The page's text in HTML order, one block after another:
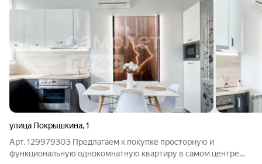
улица Покрышкина,1
Арт. 129979303 Предлагаем к покупке просторную и
функциональную однокомнатную квартиру в самом центре